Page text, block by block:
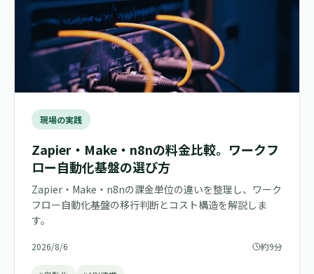
現場の実践
Zapier・Make・n8nの料金比較。ワークフ
ロー自動化基盤の選び方
Zapier・Make・n8nの課金単位の違いを整理し、ワーク
フロー自動化基盤の移行判断とコスト構造を解説しま
す。
2026/8/6 約9分